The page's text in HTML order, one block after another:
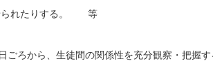
られたりする。 等
ろから、生徒間の関係性を充分観察・把握